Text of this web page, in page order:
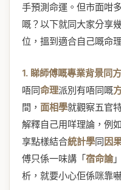
手預測命運。但市面咁
嘅？以下就同大家分享
位，搵到適合自己嘅命
1. 睇師傅嘅專業背景同
唔同命理派別有唔同嘅
間， 面相學就觀察五官
解釋自己用咩理論，例如
享點樣結合統計學同因
傅只係一味講「宿命論
析，就要小心佢係咪靠